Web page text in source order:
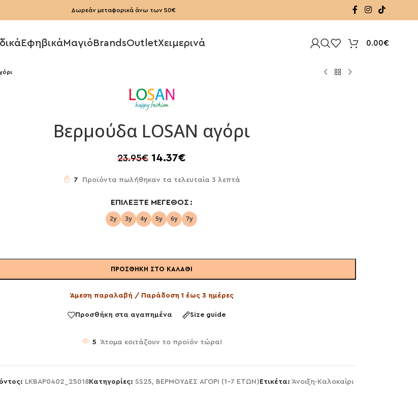
Δωρεάν μεταφορικά άνω των 50€
ΕφηβικάΜαγιό BrandsOutletΧειμερινά 0.00€
Βερμούδα LOSAN αγόρι
23.95€ 14.37€
7 Προϊόντα πωλήθηκαν τα τελευταία 3 λεπτά
ΕΠΙΛΈΞΤΕ ΜΈΓΕΘΟΣ
ΠΡΟΣΘΉΚΗ ΣΤΟ ΚΑΛΆΘΙ
Άμεση παραλαβή / Παράδοση 1 έως 3 ημέρες
Προσθήκη στα αγαπημένα Size guide
5 Άτομα κοιτάζουν το προϊόν τώρα!
LKBAP0402_25018Κατηγορίες: SS25, ΒΕΡΜΟΥΔΕΣ ΑΓΟΡΙ (1-7 ΕΤΩΝ)Ετικέτα: Άνοιξη-Καλοκαίρι